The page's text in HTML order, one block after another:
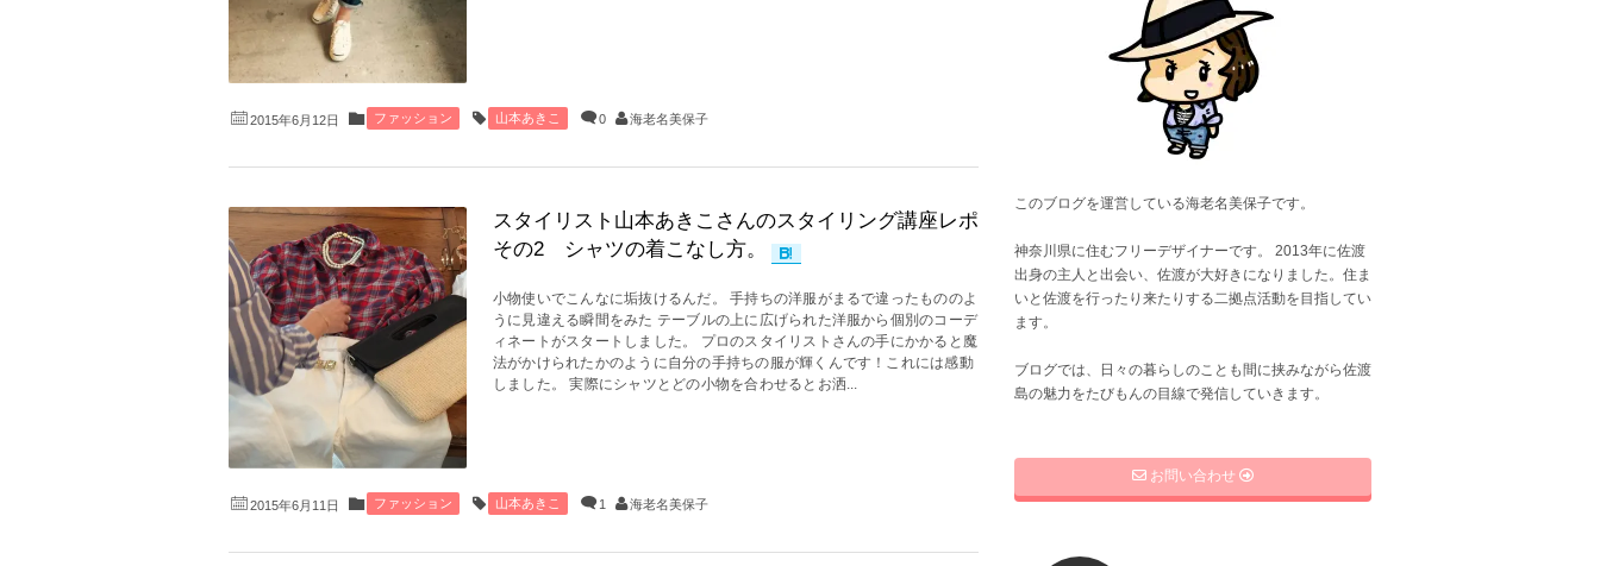
2015年6月12日 ファッション 山本あきこ 0 海老名美保子
スタイリスト山本あきこさんのスタイリング講座レポ
その2 シャツの着こなし方。
小物使いでこんなに垢抜けるんだ。 手持ちの洋服がまるで違ったもののよ
うに見違える瞬間をみた テーブルの上に広げられた洋服から個別のコーデ
ィネートがスタートしました。 プロのスタイリストさんの手にかかると魔
法がかけられたかのように自分の手持ちの服が輝くんです！これには感動
しました。 実際にシャツとどの小物を合わせるとお洒...
2015年6月11日 ファッション 山本あきこ 1 海老名美保子
このブログを運営している海老名美保子です。
神奈川県に住むフリーデザイナーです。 2013年に佐渡
出身の主人と出会い、佐渡が大好きになりました。住ま
いと佐渡を行ったり来たりする二拠点活動を目指してい
ます。
ブログでは、日々の暮らしのことも間に挟みながら佐渡
島の魅力をたびもんの目線で発信していきます。
お問い合わせ